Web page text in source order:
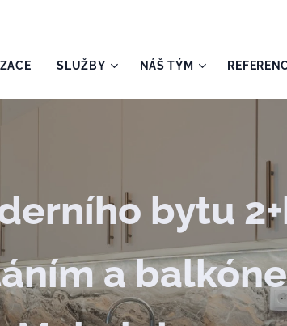
SLUŽBY NÁŠ TÝM
bytu
a